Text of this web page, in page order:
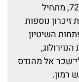
צבי לוריא, מהנדס דרכים בפנסיה בן 72, מתחיל
נוספות
השיטיון
אל מהנדס
רמון.